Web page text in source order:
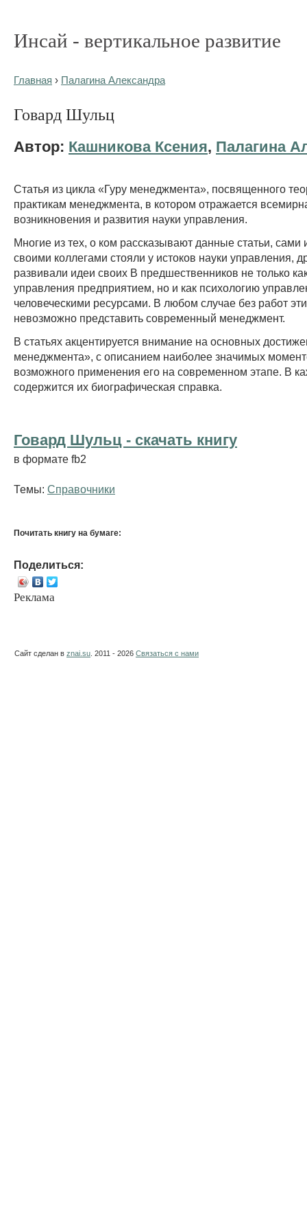
Инсай - вертикальное развитие
Главная › Палагина Александра
Говард Шульц
Автор: Кашникова Ксения, Палагина
Статья из цикла «Гуру менеджмента», посвященного
практикам менеджмента, в котором отражается
возникновения и развития науки управления.
Многие из тех, о ком рассказывают данные статьи, сами
своими коллегами стояли у истоков науки управления,
развивали идеи своих В предшественников не только
управления предприятием, но и как психологию
человеческими ресурсами. В любом случае без работ
невозможно представить современный менеджмент.
В статьях акцентируется внимание на основных
менеджмента», с описанием наиболее значимых
возможного применения его на современном этапе. В
содержится их биографическая справка.
Говард Шульц - cкачать книгу
в формате fb2
Темы: Справочники
Почитать книгу на бумаге:
Поделиться:
Реклама
Сайт сделан в znai.su . 2011 - 2026 Связаться с нами